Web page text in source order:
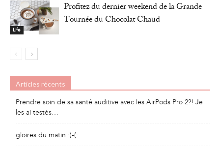
Life
Profitez du dernier weekend de la Grande
Tournée du Chocolat Chaud
Articles récents
Prendre soin de sa santé auditive avec les AirPods Pro 2?! Je
les ai testés…
gloires du matin :)-(: